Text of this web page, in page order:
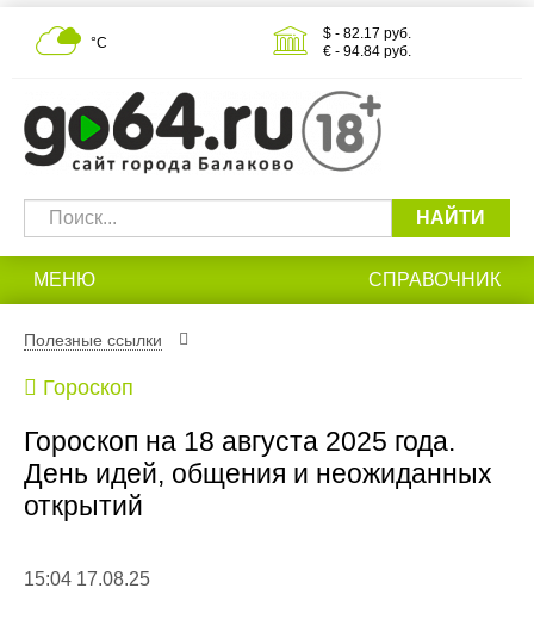
°С
$ - 82.17 руб.
€ - 94.84 руб.
НАЙТИ
МЕНЮ СПРАВОЧНИК
Полезные ссылки
Гороскоп
Гороскоп на 18 августа 2025 года.
День идей, общения и неожиданных
открытий
15:04 17.08.25